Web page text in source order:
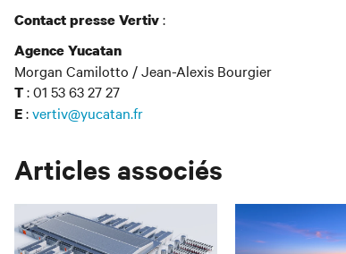
Contact presse Vertiv:
Agence Yucatan
Morgan Camilotto / Jean-Alexis Bourgier
T: 01 53 63 27 27
E:vertiv@yucatan.fr
Articles associés